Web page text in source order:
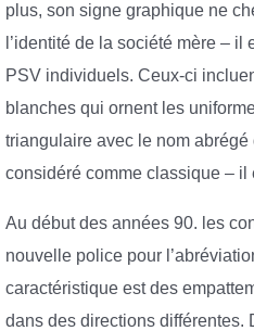
plus, son signe graphique ne
l’identité de la société mère –
PSV individuels. Ceux-ci
blanches qui ornent les
triangulaire avec le nom
considéré comme classique – il
Au début des années 90. les
nouvelle police pour
caractéristique est des
dans des directions différentes.